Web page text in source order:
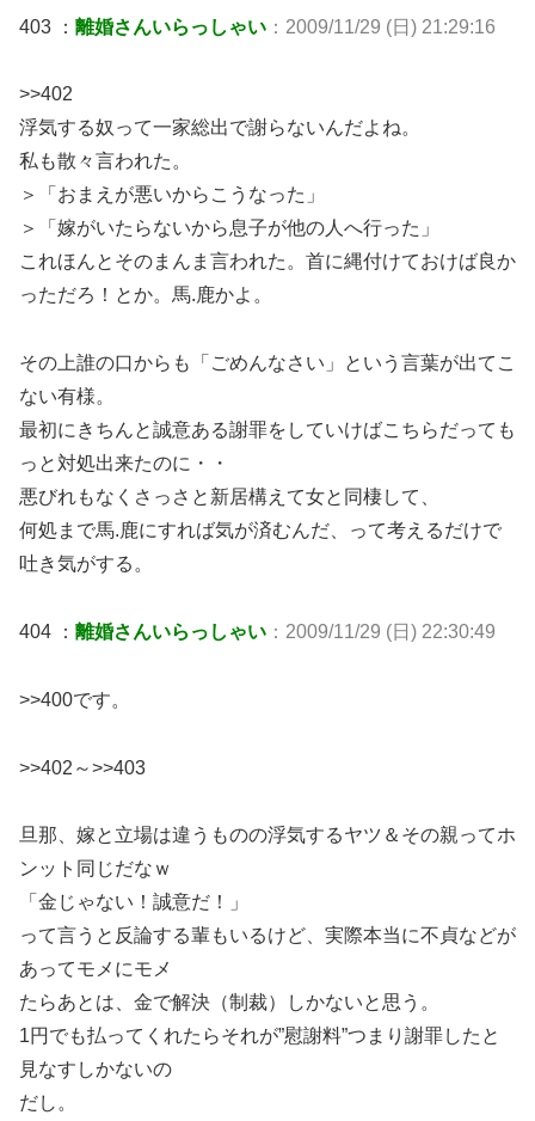
403 ： 離婚さんいらっしゃい ：2009/11/29 (日) 21:29:16
>>402
浮気する奴って一家総出で謝らないんだよね。
私も散々言われた。
＞「おまえが悪いからこうなった」
＞「嫁がいたらないから息子が他の人へ行った」
これほんとそのまんま言われた。首に縄付けておけば良か
っただろ！とか。馬.鹿かよ。
その上誰の口からも「ごめんなさい」という言葉が出てこ
ない有様。
最初にきちんと誠意ある謝罪をしていけばこちらだっても
っと対処出来たのに・・
悪びれもなくさっさと新居構えて女と同棲して、
何処まで馬.鹿にすれば気が済むんだ、って考えるだけで
吐き気がする。
404 ： 離婚さんいらっしゃい ：2009/11/29 (日) 22:30:49
>>400です。
>>402～>>403
旦那、嫁と立場は違うものの浮気するヤツ＆その親ってホ
ンット同じだなｗ
「金じゃない！誠意だ！」
って言うと反論する輩もいるけど、実際本当に不貞などが
あってモメにモメ
たらあとは、金で解決（制裁）しかないと思う。
1円でも払ってくれたらそれが”慰謝料”つまり謝罪したと
見なすしかないの
だし。